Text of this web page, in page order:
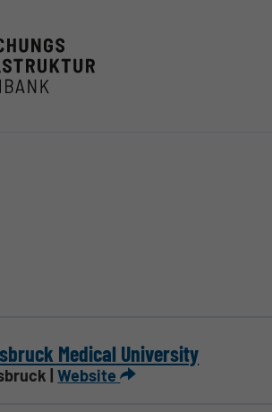
Medical University
|Website